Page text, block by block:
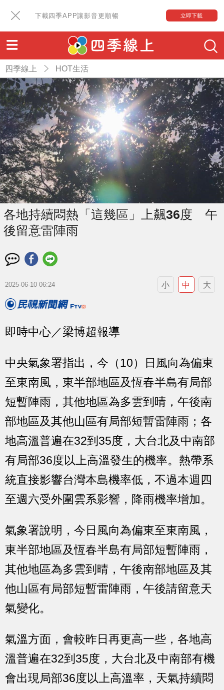
下載四季APP讓影音更順暢 立即下載
四季線上 HOT生活
各地持續悶熱「這幾區」上飆36度 午
後留意雷陣雨
2025-06-10 06:24 小 中 大
即時中心／梁博超報導
中央氣象署指出，今（10）日風向為偏東
至東南風，東半部地區及恆春半島有局部
短暫陣雨，其他地區為多雲到晴，午後南
部地區及其他山區有局部短暫雷陣雨；各
地高溫普遍在32到35度，大台北及中南部
有局部36度以上高溫發生的機率。熱帶系
統直接影響台灣本島機率低，不過本週四
至週六受外圍雲系影響，降雨機率增加。
氣象署說明，今日風向為偏東至東南風，
東半部地區及恆春半島有局部短暫陣雨，
其他地區為多雲到晴，午後南部地區及其
他山區有局部短暫雷陣雨，午後請留意天
氣變化。
氣溫方面，會較昨日再更高一些，各地高
溫普遍在32到35度，大台北及中南部有機
會出現局部36度以上高溫率，天氣持續悶